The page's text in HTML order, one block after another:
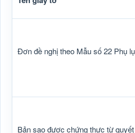
Đơn đề nghị theo Mẫu số 22 Phụ
Bản sao được chứng thực từ